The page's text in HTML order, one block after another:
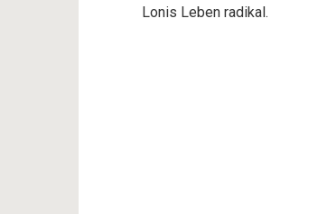
Lonis Leben radikal.